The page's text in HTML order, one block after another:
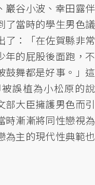
巖谷小波、幸田露伴
了當時的學生男色議
了：「在佐賀縣非常
年的屁股後面跑，不
鼓舞都是好事。」這
誤植為小松原的說
部大臣擁護男色而引
時漸漸將同性戀視為
為主的現代性典範也